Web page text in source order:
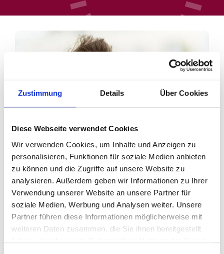
Zustimmung Details Über Cookies
Diese Webseite verwendet Cookies
Wir verwenden Cookies, um Inhalte und Anzeigen zu
personalisieren, Funktionen für soziale Medien anbieten
zu können und die Zugriffe auf unsere Website zu
analysieren. Außerdem geben wir Informationen zu Ihrer
Verwendung unserer Website an unsere Partner für
soziale Medien, Werbung und Analysen weiter. Unsere
Partner führen diese Informationen möglicherweise mit
weiteren Daten zusammen, die Sie ihnen bereitgestellt
haben oder die sie im Rahmen Ihrer Nutzung der Dienste
Ihr Partner für optimales